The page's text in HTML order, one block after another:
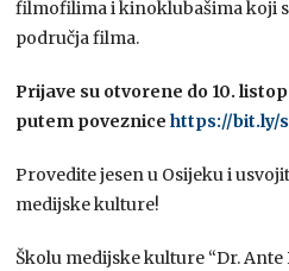
filmofilima i kinoklubašima koji
područja filma.
Prijave su otvorene do 10.
putem poveznicehttps://bit.ly/
Provedite jesen u Osijeku i
medijske kulture!
Školu medijske kulture “Dr.